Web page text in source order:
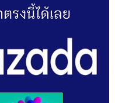
ให้การทำความสะอาดบ้าน
สกปรกไว้ให้เป็นเรื่องป ว ด